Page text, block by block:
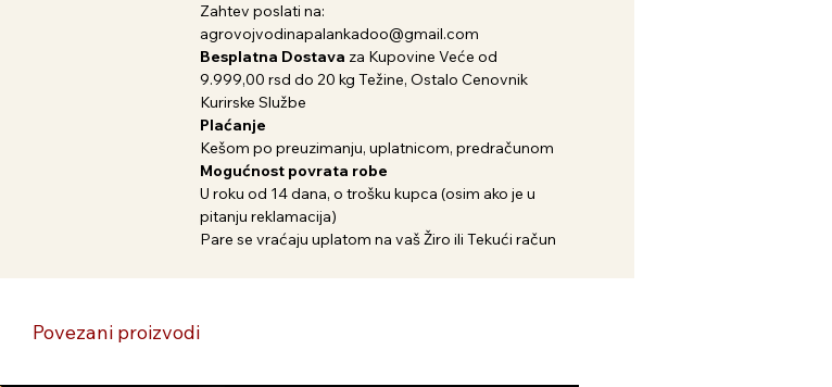
Zahtev poslati na:
agrovojvodinapalankadoo@gmail.com
Besplatna Dostava za Kupovine Veće od
9.999,00 rsd do 20 kg Težine, Ostalo Cenovnik
Kurirske Službe
Plaćanje
Kešom po preuzimanju, uplatnicom, predračunom
Mogućnost povrata robe
U roku od 14 dana, o trošku kupca (osim ako je u
pitanju reklamacija)
Pare se vraćaju uplatom na vaš Žiro ili Tekući račun
Povezani proizvodi